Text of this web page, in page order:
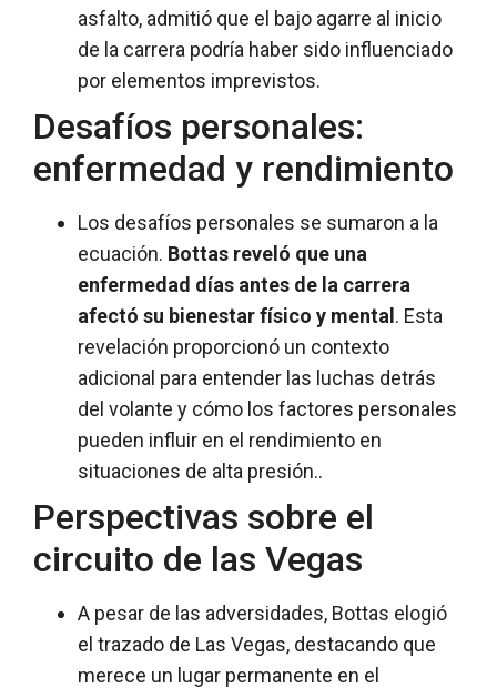
asfalto, admitió que el bajo agarre al inicio
de la carrera podría haber sido influenciado
por elementos imprevistos.
Desafíos personales:
enfermedad y rendimiento
Los desafíos personales se sumaron a la
ecuación. Bottas reveló que una
enfermedad días antes de la carrera
afectó su bienestar físico y mental. Esta
revelación proporcionó un contexto
adicional para entender las luchas detrás
del volante y cómo los factores personales
pueden influir en el rendimiento en
situaciones de alta presión..
Perspectivas sobre el
circuito de las Vegas
A pesar de las adversidades, Bottas elogió
el trazado de Las Vegas, destacando que
merece un lugar permanente en el